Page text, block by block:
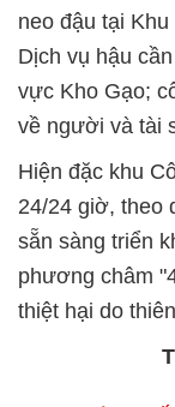
neo đậu tại
Dịch vụ hậu
vực Kho Gạo;
về người và tài
Hiện đặc khu
24/24 giờ, theo
sẵn sàng triển
phương châm
thiệt hại do